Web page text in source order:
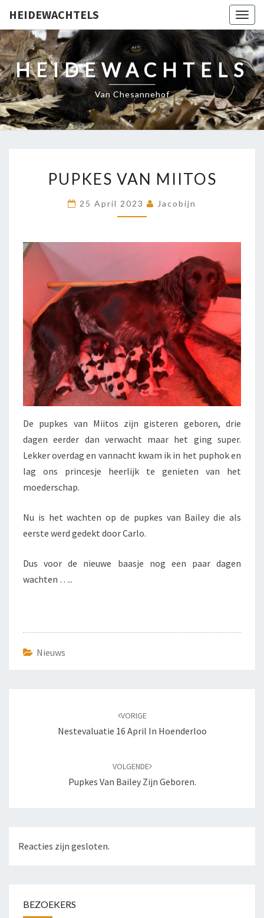
HEIDEWACHTELS
HEIDEWACHTELS
Van Chesannehof
VAN
MIITOS
PUPKES VAN MIITOS
25 April 2023 Jacobijn
De pupkes van Miitos zijn gisteren geboren, drie
dagen eerder dan verwacht maar het ging super.
Lekker overdag en vannacht kwam ik in het puphok en
lag ons princesje heerlijk te genieten van het
moederschap.
Nu is het wachten op de pupkes van Bailey die als
eerste werd gedekt door Carlo.
Dus voor de nieuwe baasje nog een paar dagen
wachten …..
Nieuws
VORIGE
Nestevaluatie 16 April In Hoenderloo
VOLGENDE
Pupkes Van Bailey Zijn Geboren.
Reacties zijn gesloten.
BEZOEKERS